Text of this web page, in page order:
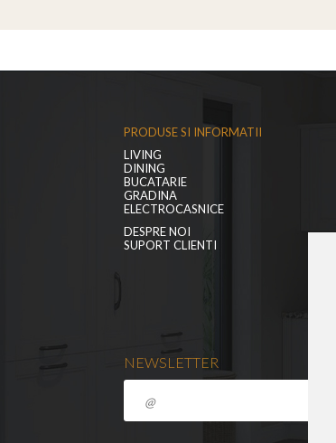
PRODUSE SI INFORMATII
LIVING
DINING
BUCATARIE
GRADINA
ELECTROCASNICE
DESPRE NOI
SUPORT CLIENTI
NEWSLETTER